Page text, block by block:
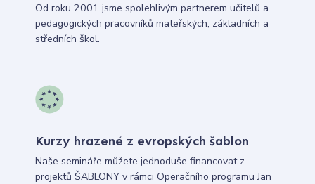
Od roku 2001 jsme spolehlivým partnerem učitelů a
pedagogických pracovníků mateřských, základních a
středních škol.
Kurzy hrazené z evropských šablon
Naše semináře můžete jednoduše financovat z
projektů ŠABLONY v rámci Operačního programu Jan